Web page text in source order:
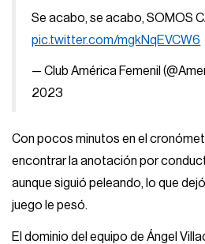
Se acabo, se acabo, SOMOS
pic.twitter.com/mgkNqEVCW6
— Club América Femenil
2023
Con pocos minutos en el
encontrar la anotación por
aunque siguió peleando, lo que
juego le pesó.
El dominio del equipo de Ángel